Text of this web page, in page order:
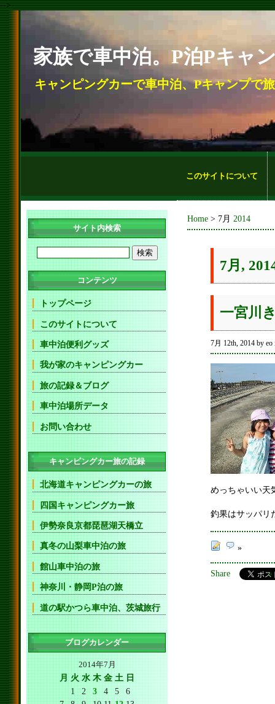
-->
家族で車中泊。P泊Pキャ
キャンピングカーで車中泊、Pキャンプで
このサイトについて
Home > 7月 2014
7月,
一宮川
7月 12th, 2014 by
めっちゃいい天
釣果はサッパリ
»
Share «
サイト内検索
コンテンツ
トップページ
このサイトについて
車中泊便利グッズ
我が家のキャンピングカー
旅の記録＆ブログ
車中泊場所データ
お問い合わせ
キャンピングカー旅の記録
北海道キャンピングカーの旅
四国キャンピングカー旅
伊勢奈良京都琵琶湖天橋立
真冬の山梨車中泊の旅
館山車中泊の旅
神奈川・静岡P泊の旅
道の駅かつら車中泊、茨城旅行
ブログカレンダー
2014年7月
月 火 水 木 金 土 日
1
2 3 4 5
6